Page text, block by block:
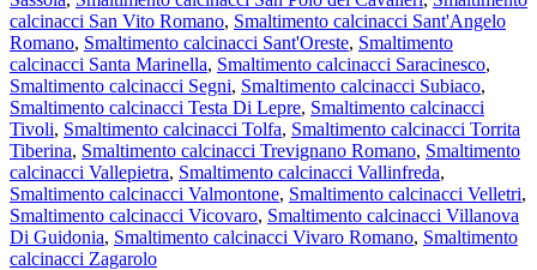
calcinacci San Vito Romano, Smaltimento calcinacci Sant'Angelo
Romano, Smaltimento calcinacci Sant'Oreste, Smaltimento
calcinacci Santa Marinella, Smaltimento calcinacci Saracinesco,
Smaltimento calcinacci Segni, Smaltimento calcinacci Subiaco,
Smaltimento calcinacci Testa Di Lepre, Smaltimento calcinacci
Tivoli, Smaltimento calcinacci Tolfa, Smaltimento calcinacci Torrita
Tiberina, Smaltimento calcinacci Trevignano Romano, Smaltimento
calcinacci Vallepietra, Smaltimento calcinacci Vallinfreda,
Smaltimento calcinacci Valmontone, Smaltimento calcinacci Velletri,
Smaltimento calcinacci Vicovaro, Smaltimento calcinacci Villanova
Di Guidonia, Smaltimento calcinacci Vivaro Romano, Smaltimento
calcinacci Zagarolo